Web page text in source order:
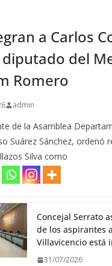
a Carlos
del
Romero
admin
de la Asamblea
Suárez Sánchez, ordenó
Silva como
Concejal Serrato
de los aspirantes
Villavicencio está
31/07/2026